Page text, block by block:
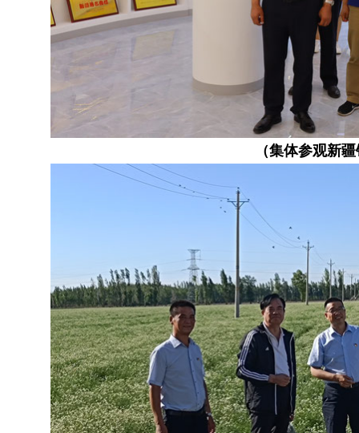
（集体参观新